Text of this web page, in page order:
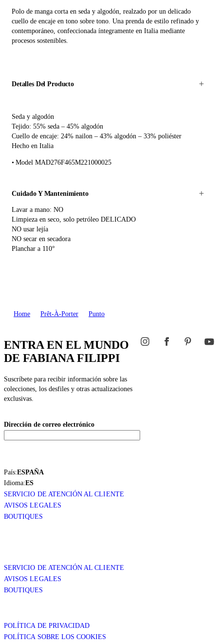
Polo de manga corta en seda y algodón, realzado por un delicado
cuello de encaje en tono sobre tono. Una prenda de estilo refinado y
contemporáneo, confeccionada íntegramente en Italia mediante
procesos sostenibles.
Detalles Del Producto
Seda y algodón
Tejido: 55% seda – 45% algodón
Cuello de encaje: 24% nailon – 43% algodón – 33% poliéster
Hecho en Italia
Model MAD276F465M221000025
Cuidado Y Mantenimiento
Lavar a mano: NO
Limpieza en seco, solo petróleo DELICADO
NO usar lejía
NO secar en secadora
Planchar a 110°
Home Prêt-À-Porter Punto
ENTRA EN EL MUNDO
DE FABIANA FILIPPI
Suscríbete para recibir información sobre las
colecciones, los desfiles y otras actualizaciones
exclusivas.
Dirección de correo electrónico
País:ESPAÑA
Idioma:ES
SERVICIO DE ATENCIÓN AL CLIENTE
AVISOS LEGALES
BOUTIQUES
SERVICIO DE ATENCIÓN AL CLIENTE
AVISOS LEGALES
BOUTIQUES
POLÍTICA DE PRIVACIDAD
POLÍTICA SOBRE LOS COOKIES